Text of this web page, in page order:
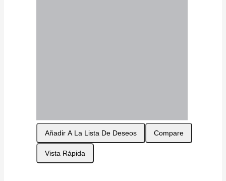
Añadir A La Lista De Deseos Compare
Vista Rápida